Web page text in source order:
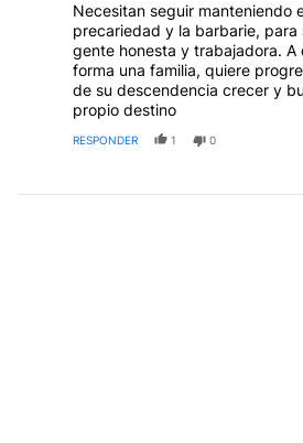
Necesitan seguir manteniendo
precariedad y la barbarie, para
gente honesta y trabajadora. A
forma una familia, quiere
de su descendencia crecer y
propio destino
RESPONDER 1 0